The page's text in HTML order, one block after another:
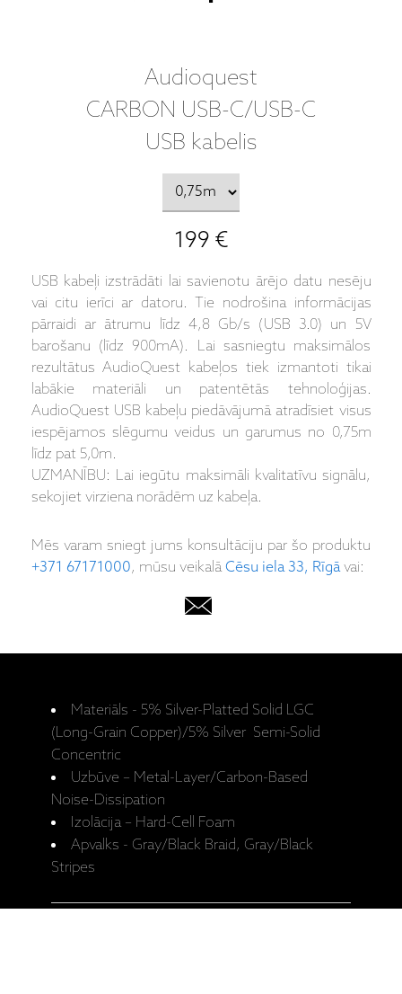
Audioquest
CARBON USB-C/USB-C
USB kabelis
199 €
USB kabeļi izstrādāti lai savienotu ārējo datu nesēju
vai citu ierīci ar datoru. Tie nodrošina informācijas
pārraidi ar ātrumu līdz 4,8 Gb/s (USB 3.0) un 5V
barošanu (līdz 900mA). Lai sasniegtu maksimālos
rezultātus AudioQuest kabeļos tiek izmantoti tikai
labākie materiāli un patentētās tehnoloģijas.
AudioQuest USB kabeļu piedāvājumā atradīsiet visus
iespējamos slēgumu veidus un garumus no 0,75m
līdz pat 5,0m.
UZMANĪBU: Lai iegūtu maksimāli kvalitatīvu signālu,
sekojiet virziena norādēm uz kabeļa.
Mēs varam sniegt jums konsultāciju par šo produktu
+371 67171000, mūsu veikalāCēsu iela 33, Rīgāvai:
Materiāls - 5% Silver-Platted Solid LGC
(Long-Grain Copper)/5% Silver Semi-Solid
Concentric
Uzbūve – Metal-Layer/Carbon-Based
Noise-Dissipation
Izolācija – Hard-Cell Foam
Apvalks - Gray/Black Braid, Gray/Black
Stripes